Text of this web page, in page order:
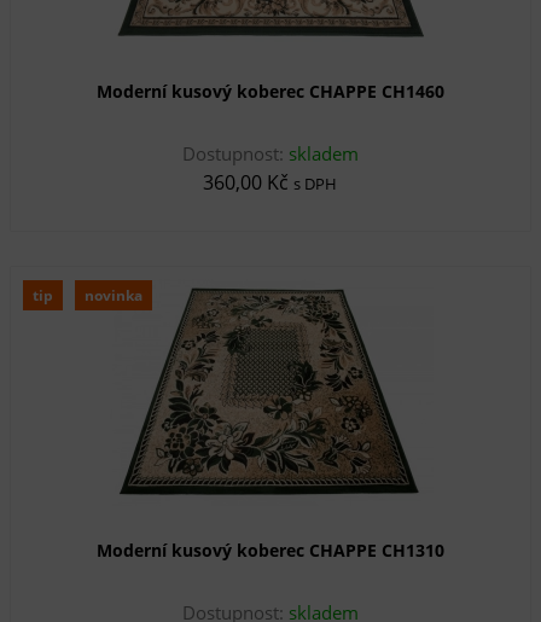
Moderní kusový koberec CHAPPE CH1460
Dostupnost: skladem
360,00 Kč s DPH
tip novinka
Moderní kusový koberec CHAPPE CH1310
Dostupnost: skladem